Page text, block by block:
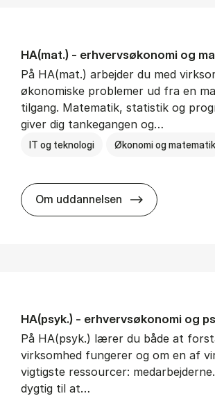
HA(mat.) - erhvervs­økonomi og
På HA(mat.) arbejder du med
økonomiske problemer ud fra en
tilgang. Matematik, statistik og
giver dig tankegangen og…
IT og teknologi Økonomi og matematik
Om uddannelsen HA(mat.) -
HA(psyk.) - erhvervs­økonomi og
På HA(psyk.) lærer du både at
virksomhed fungerer og om en af
vigtigste ressourcer:
dygtig til at…